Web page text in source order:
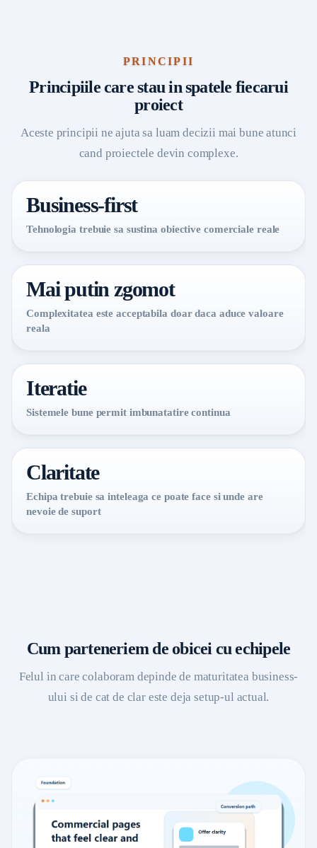
PRINCIPII
Principiile care stau in spatele fiecarui
proiect
Aceste principii ne ajuta sa luam decizii mai bune atunci
cand proiectele devin complexe.
Business-first
Tehnologia trebuie sa sustina obiective comerciale reale
Mai putin zgomot
Complexitatea este acceptabila doar daca aduce valoare
reala
Iteratie
Sistemele bune permit imbunatatire continua
Claritate
Echipa trebuie sa inteleaga ce poate face si unde are
nevoie de suport
Cum parteneriem de obicei cu echipele
Felul in care colaboram depinde de maturitatea business-
ului si de cat de clar este deja setup-ul actual.